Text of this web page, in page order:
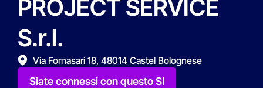
Che cosa sta cercando ?
PROJECT SERVICE
S.r.l.
Via Fornasari 18, 48014 Castel Bolognese
Siate connessi con questo SI